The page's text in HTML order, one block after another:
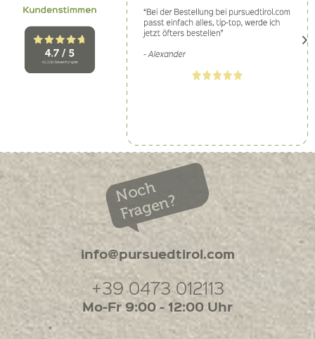
Noch
Fragen?
info@pursuedtirol.com
+39 0473 012113
Mo-Fr 9:00 - 12:00 Uhr